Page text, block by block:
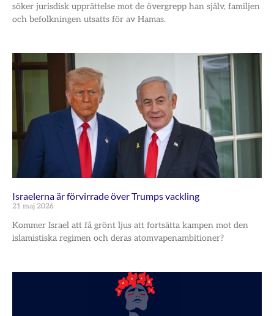
söker jurisdisk upprättelse mot de övergrepp han själv, familjen
och befolkningen utsatts för av Hamas.
Israelerna är förvirrade över Trumps vackling
21 maj 2026
Kommer Israel att få grönt ljus att fortsätta kampen mot den
islamistiska regimen och deras atomvapenambitioner?